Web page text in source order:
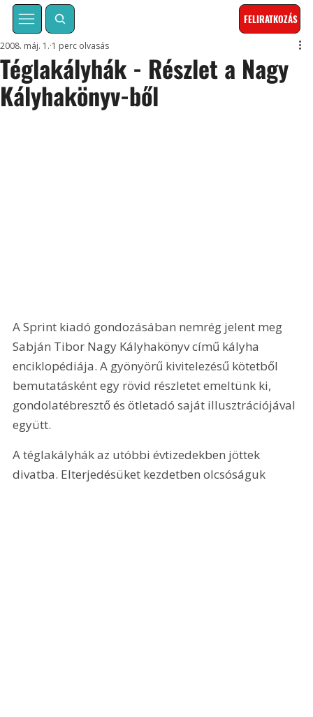
FELIRATKOZÁS
Téglakályhák - Részlet a Nagy
Kályhakönyv-ből
2008. máj. 1. 1 perc olvasás
A Sprint kiadó gondozásában nemrég jelent meg
Sabján Tibor Nagy Kályhakönyv című kályha
enciklopédiája. A gyönyörű kivitelezésű kötetből
bemutatásként egy rövid részletet emeltünk ki,
gondolatébresztő és ötletadó saját illusztrációjával
együtt.
A téglakályhák az utóbbi évtizedekben jöttek
divatba. Elterjedésüket kezdetben olcsóságuk